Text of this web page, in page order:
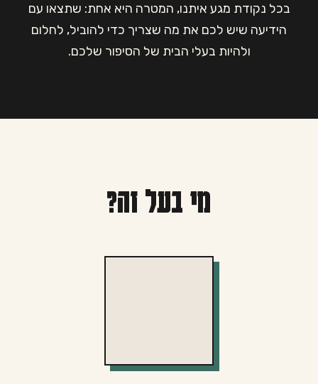
בכל נקודת מגע איתנו, המטרה היא אחת: שתצאו עם
הידיעה שיש לכם את מה שצריך כדי להוביל, לחלום
ולהיות בעלי הבית של הסיפור שלכם.
מי בעל זה?